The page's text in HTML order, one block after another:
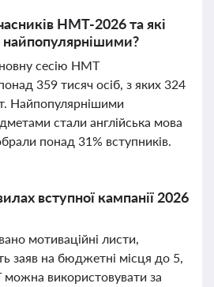
НМТ-2026 та які
сесію НМТ
359 тисяч осіб, з яких 324
Найпопулярнішими
стали англійська мова
понад 31% вступників.
вступної кампанії 2026
мотиваційні листи,
заяв на бюджетні місця до 5,
використовувати за